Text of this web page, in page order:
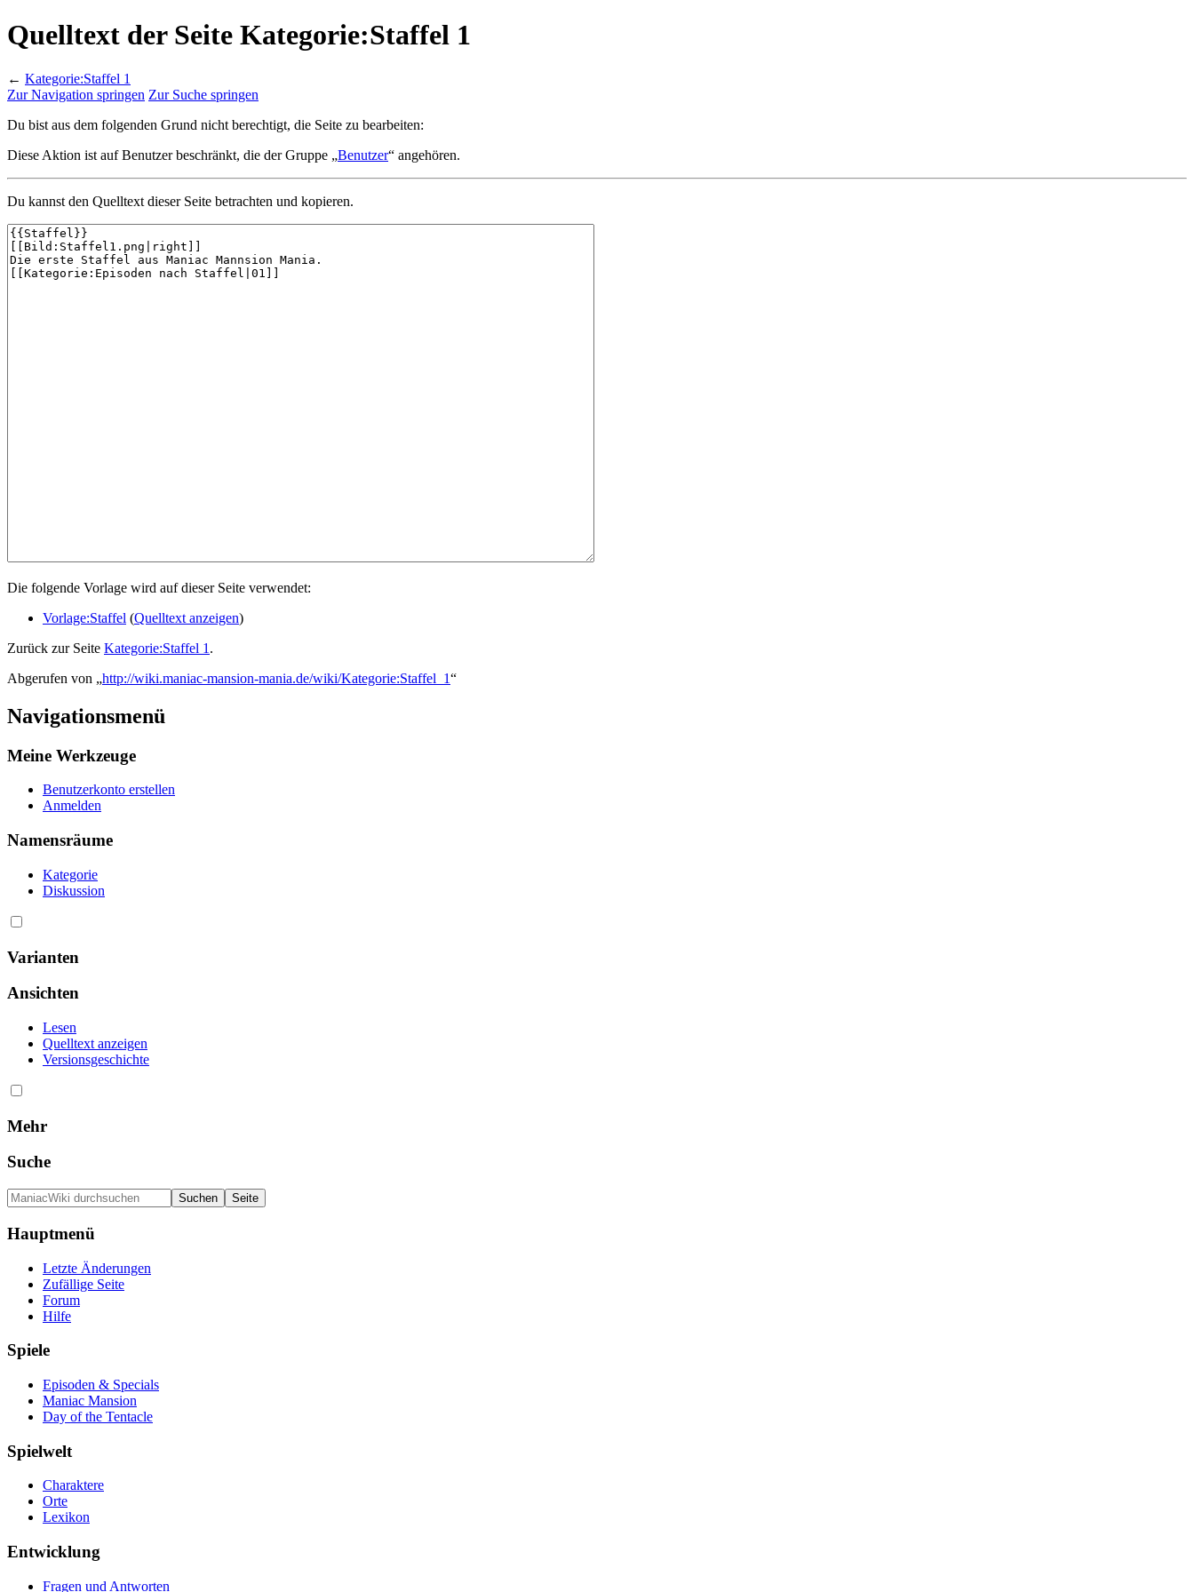
Quelltext der Seite Kategorie:Staffel 1
← Kategorie:Staffel 1
Zur Navigation springen Zur Suche springen
Du bist aus dem folgenden Grund nicht berechtigt, die Seite zu bearbeiten:
Diese Aktion ist auf Benutzer beschränkt, die der Gruppe „Benutzer“ angehören.
Du kannst den Quelltext dieser Seite betrachten und kopieren.
Die folgende Vorlage wird auf dieser Seite verwendet:
Vorlage:Staffel (Quelltext anzeigen)
Zurück zur Seite Kategorie:Staffel 1 .
Abgerufen von „http://wiki.maniac-mansion-mania.de/wiki/Kategorie:Staffel_1“
Navigationsmenü
Meine Werkzeuge
Benutzerkonto erstellen
Anmelden
Namensräume
Kategorie
Diskussion
Varianten
Ansichten
Lesen
Quelltext anzeigen
Versionsgeschichte
Mehr
Suche
Hauptmenü
Letzte Änderungen
Zufällige Seite
Forum
Hilfe
Spiele
Episoden & Specials
Maniac Mansion
Day of the Tentacle
Spielwelt
Charaktere
Orte
Lexikon
Entwicklung
Fragen und Antworten